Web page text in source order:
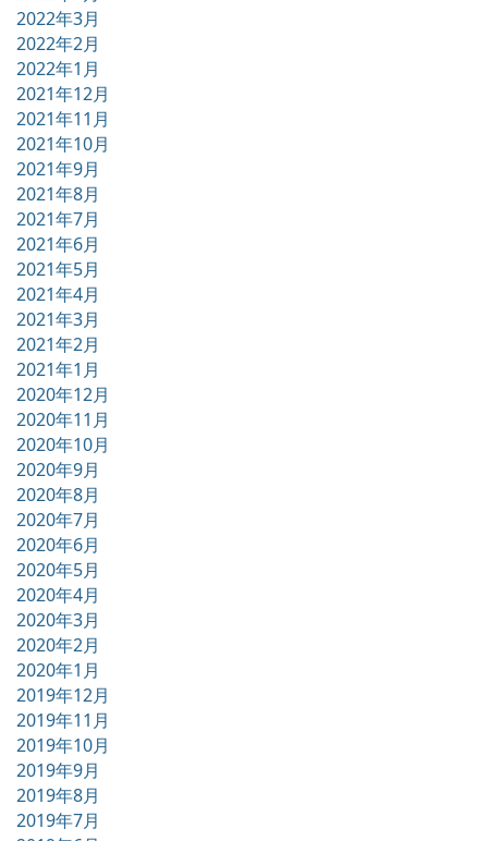
2022年3月
2022年2月
2022年1月
2021年12月
2021年11月
2021年10月
2021年9月
2021年8月
2021年7月
2021年6月
2021年5月
2021年4月
2021年3月
2021年2月
2021年1月
2020年12月
2020年11月
2020年10月
2020年9月
2020年8月
2020年7月
2020年6月
2020年5月
2020年4月
2020年3月
2020年2月
2020年1月
2019年12月
2019年11月
2019年10月
2019年9月
2019年8月
2019年7月